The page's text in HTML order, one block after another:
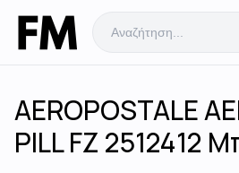
AEROPOSTALE
PILL FZ 2512412